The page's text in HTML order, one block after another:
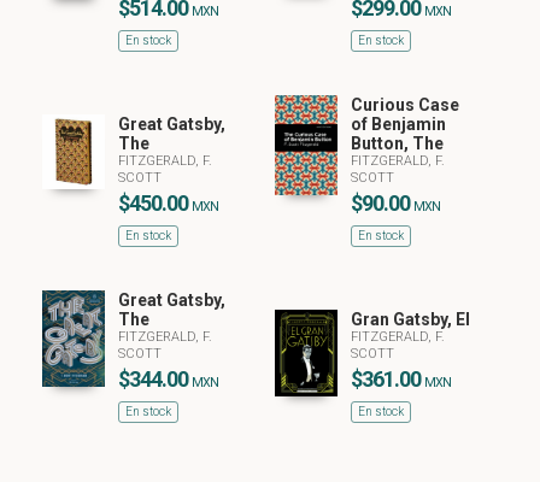
$514.00 MXN
En stock
$299.00 MXN
En stock
Great Gatsby,
The
FITZGERALD, F.
SCOTT
$450.00 MXN
En stock
Curious Case
of Benjamin
Button, The
FITZGERALD, F.
SCOTT
$90.00 MXN
En stock
Great Gatsby,
The
FITZGERALD, F.
SCOTT
$344.00 MXN
En stock
Gran Gatsby, El
FITZGERALD, F.
SCOTT
$361.00 MXN
En stock